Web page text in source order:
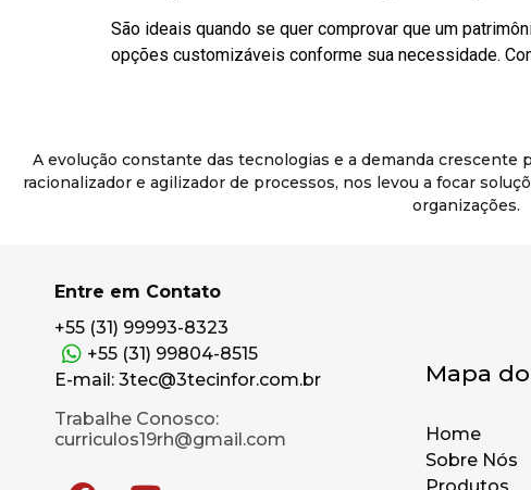
São ideais quando se quer comprovar que um
opções customizáveis conforme sua necessidade.
A evolução constante das tecnologias e a demanda
racionalizador e agilizador de processos, nos levou a focar
organizações.
Entre em Contato
+55 (31) 99993-8323
+55 (31) 99804-8515
E-mail: 3tec@3tecinfor.com.br
Trabalhe Conosco:
curriculos19rh@gmail.com
Mapa
Home
Sobre Nós